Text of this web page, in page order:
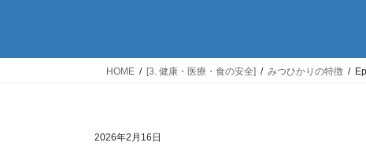
HOME [3. 健康・医療・食の安全] みつひかりの特徴
2026年2月16日